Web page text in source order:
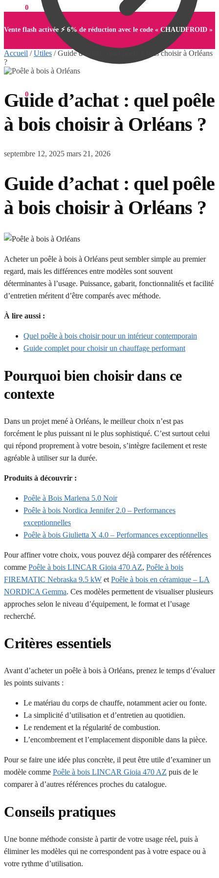
0,00 0
0
Vente flash activée ⚡ 6% de réduction avec le code « CHAUDFROID »
Accueil /Utiles /Guide d’achat : quel poêle à bois choisir à Orléans
?
Guide d’achat : quel poêle
à bois choisir à Orléans ?
septembre 12, 2025 mars 21, 2026
Guide d’achat : quel poêle
à bois choisir à Orléans ?
Acheter un poêle à bois à Orléans peut sembler simple au premier
regard, mais les différences entre modèles sont souvent
déterminantes à l’usage. Puissance, gabarit, fonctionnalités et facilité
d’entretien méritent d’être comparés avec méthode.
À lire aussi :
Quel poêle à bois choisir pour un intérieur contemporain
Guide complet pour choisir un chauffage performant
Pourquoi bien choisir dans ce
contexte
Dans un projet mené à Orléans, le meilleur choix n’est pas
forcément le plus puissant ni le plus sophistiqué. C’est surtout celui
qui répond proprement à votre besoin, s’intègre facilement et reste
agréable à utiliser sur la durée.
Produits à découvrir :
Poêle à Bois Marlena 5.0 Noir
Poêle à bois Nordica Jennifer 2.0 – Performances
exceptionnelles
Poêle à bois Giulietta X 4.0 – Performances exceptionnelles
Pour affiner votre choix, vous pouvez déjà comparer des références
comme Poêle à bois LINCAR Gioia 470 AZ, Poêle à bois
FIREMATIC Nebraska 9.5 kW et Poêle à bois en céramique – LA
NORDICA Gemma. Ces modèles permettent de visualiser plusieurs
approches selon le niveau d’équipement, le format et l’usage
recherché.
Critères essentiels
Avant d’acheter un poêle à bois à Orléans, prenez le temps d’évaluer
les points suivants :
Le matériau du corps de chauffe, notamment acier ou fonte.
La simplicité d’utilisation et d’entretien au quotidien.
Le rendement et la régularité de combustion.
L’encombrement et l’emplacement disponible dans la pièce.
Pour se faire une idée plus concrète, il peut être utile d’examiner un
modèle comme Poêle à bois LINCAR Gioia 470 AZ puis de le
comparer à d’autres références proches du catalogue.
Conseils pratiques
Une bonne méthode consiste à partir de votre usage réel, puis à
éliminer les modèles qui ne correspondent pas à votre espace ou à
votre rythme d’utilisation.